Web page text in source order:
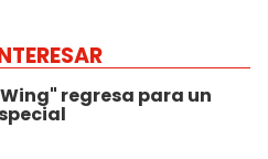
regresa para un